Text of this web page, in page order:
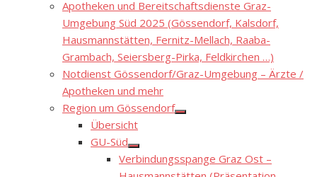
Apotheken und Bereitschaftsdienste Graz-
Umgebung Süd 2025 (Gössendorf, Kalsdorf,
Hausmannstätten, Fernitz-Mellach, Raaba-
Grambach, Seiersberg-Pirka, Feldkirchen …)
Notdienst Gössendorf/Graz-Umgebung – Ärzte /
Apotheken und mehr
Region um Gössendorf
Show
Übersicht
GU-Süd
Show
sub
menu
Verbindungsspange Graz Ost –